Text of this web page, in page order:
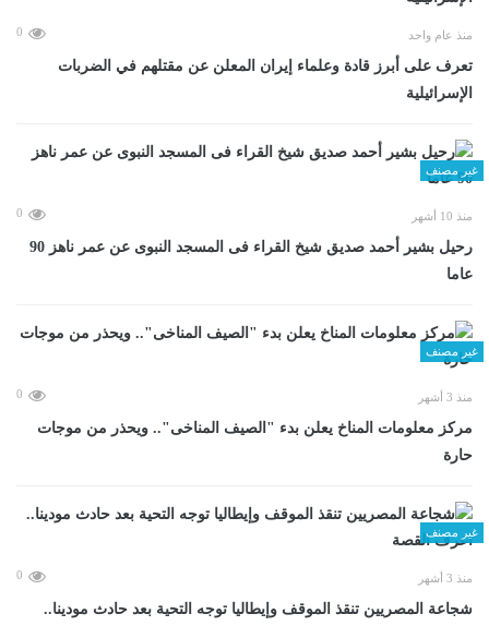
منذ عام واحد 0
تعرف على أبرز قادة وعلماء إيران المعلن عن مقتلهم في الضربات
الإسرائيلية
غير مصنف
منذ 10 أشهر 0
رحيل بشير أحمد صديق شيخ القراء فى المسجد النبوى عن عمر ناهز 90
عاما
غير مصنف
منذ 3 أشهر 0
مركز معلومات المناخ يعلن بدء "الصيف المناخى".. ويحذر من موجات
حارة
غير مصنف
منذ 3 أشهر 0
شجاعة المصريين تنقذ الموقف وإيطاليا توجه التحية بعد حادث مودينا..